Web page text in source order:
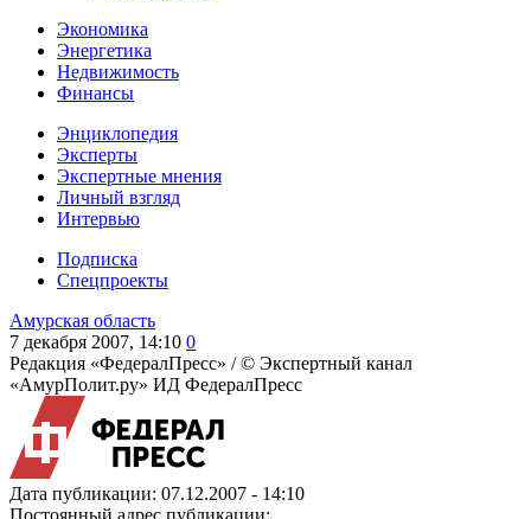
Экономика
Энергетика
Недвижимость
Финансы
Энциклопедия
Эксперты
Экспертные мнения
Личный взгляд
Интервью
Подписка
Спецпроекты
Амурская область
7 декабря 2007, 14:10 0
Редакция «ФедералПресс» /© Экспертный канал
«АмурПолит.ру» ИД ФедералПресс
Дата публикации: 07.12.2007 - 14:10
Постоянный адрес публикации: